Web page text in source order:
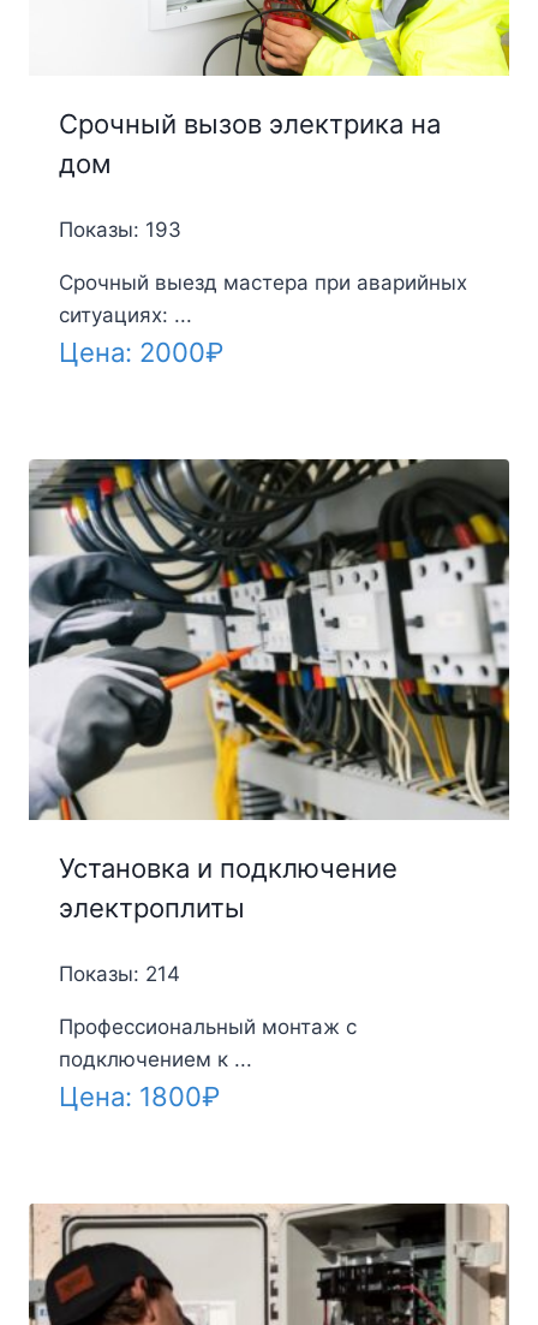
Срочный вызов электрика на
дом
Показы: 193
Срочный выезд мастера при аварийных
ситуациях: ...
Цена: 2000₽
Установка и подключение
электроплиты
Показы: 214
Профессиональный монтаж с
подключением к ...
Цена: 1800₽